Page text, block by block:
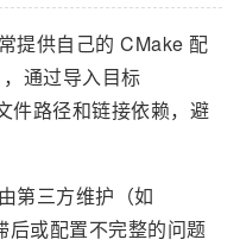
提供自己的 CMake 配
通过导入目标
件路径和链接依赖，避
第三方维护（如
或配置不完整的问题